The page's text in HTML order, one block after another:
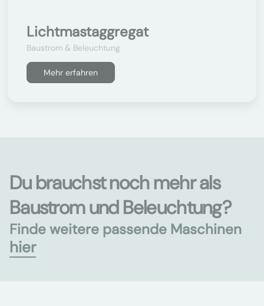
Lichtmastaggregat
Baustrom & Beleuchtung
Mehr erfahren
Du brauchst noch mehr als
Baustrom und Beleuchtung?
Finde weitere passende Maschinen
hier